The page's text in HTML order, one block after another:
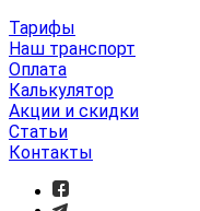
Тарифы
Наш транспорт
Оплата
Калькулятор
Акции и скидки
Статьи
Контакты